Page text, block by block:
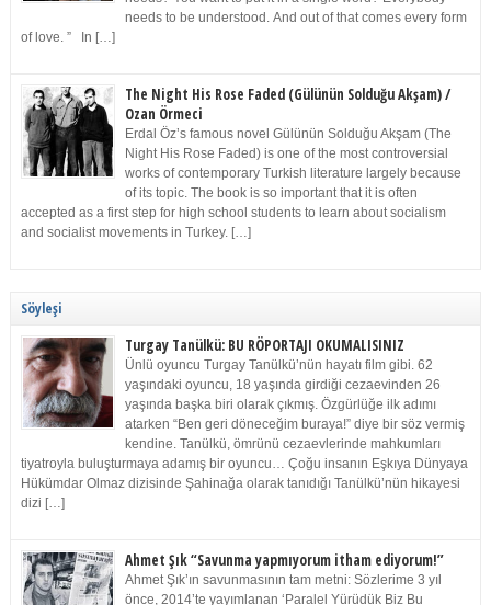
needs to be understood. And out of that comes every form
of love. ” In […]
The Night His Rose Faded (Gülünün Solduğu Akşam) /
Ozan Örmeci
Erdal Öz’s famous novel Gülünün Solduğu Akşam (The
Night His Rose Faded) is one of the most controversial
works of contemporary Turkish literature largely because
of its topic. The book is so important that it is often
accepted as a first step for high school students to learn about socialism
and socialist movements in Turkey. […]
Söyleşi
Turgay Tanülkü: BU RÖPORTAJI OKUMALISINIZ
Ünlü oyuncu Turgay Tanülkü’nün hayatı film gibi. 62
yaşındaki oyuncu, 18 yaşında girdiği cezaevinden 26
yaşında başka biri olarak çıkmış. Özgürlüğe ilk adımı
atarken “Ben geri döneceğim buraya!” diye bir söz vermiş
kendine. Tanülkü, ömrünü cezaevlerinde mahkumları
tiyatroyla buluşturmaya adamış bir oyuncu… Çoğu insanın Eşkıya Dünyaya
Hükümdar Olmaz dizisinde Şahinağa olarak tanıdığı Tanülkü’nün hikayesi
dizi […]
Ahmet Şık “Savunma yapmıyorum itham ediyorum!”
Ahmet Şık’ın savunmasının tam metni: Sözlerime 3 yıl
önce, 2014’te yayımlanan ‘Paralel Yürüdük Biz Bu